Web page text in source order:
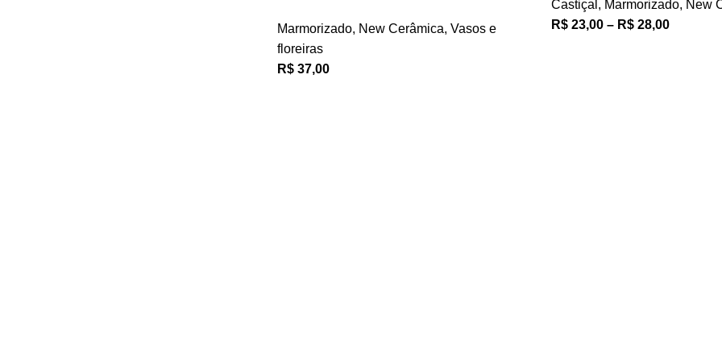
Marmorizado, New Cerâmica, Vasos e
floreiras
R$37,00
Castiçal , Marmorizado, New
R$23,00 – R$28,00